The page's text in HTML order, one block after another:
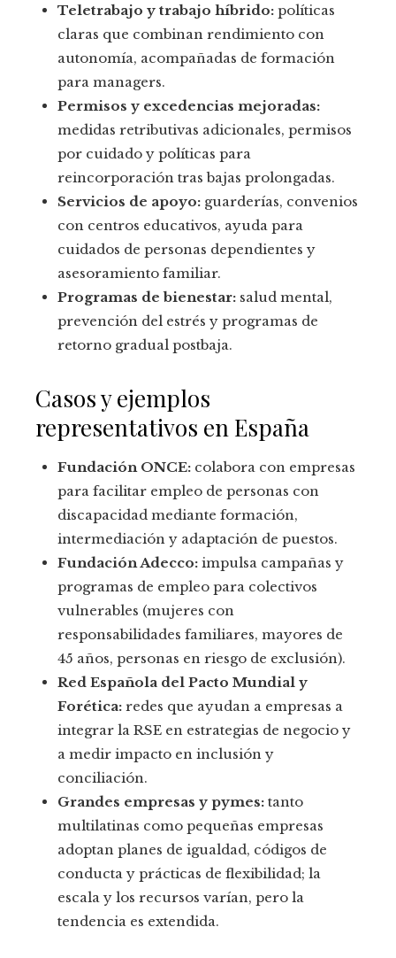
Teletrabajo y trabajo híbrido: políticas
claras que combinan rendimiento con
autonomía, acompañadas de formación
para managers.
Permisos y excedencias mejoradas:
medidas retributivas adicionales, permisos
por cuidado y políticas para
reincorporación tras bajas prolongadas.
Servicios de apoyo: guarderías, convenios
con centros educativos, ayuda para
cuidados de personas dependientes y
asesoramiento familiar.
Programas de bienestar: salud mental,
prevención del estrés y programas de
retorno gradual postbaja.
Casos y ejemplos
representativos en España
Fundación ONCE: colabora con empresas
para facilitar empleo de personas con
discapacidad mediante formación,
intermediación y adaptación de puestos.
Fundación Adecco: impulsa campañas y
programas de empleo para colectivos
vulnerables (mujeres con
responsabilidades familiares, mayores de
45 años, personas en riesgo de exclusión).
Red Española del Pacto Mundial y
Forética: redes que ayudan a empresas a
integrar la RSE en estrategias de negocio y
a medir impacto en inclusión y
conciliación.
Grandes empresas y pymes: tanto
multilatinas como pequeñas empresas
adoptan planes de igualdad, códigos de
conducta y prácticas de flexibilidad; la
escala y los recursos varían, pero la
tendencia es extendida.